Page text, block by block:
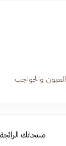
منتجاتك الرائجة